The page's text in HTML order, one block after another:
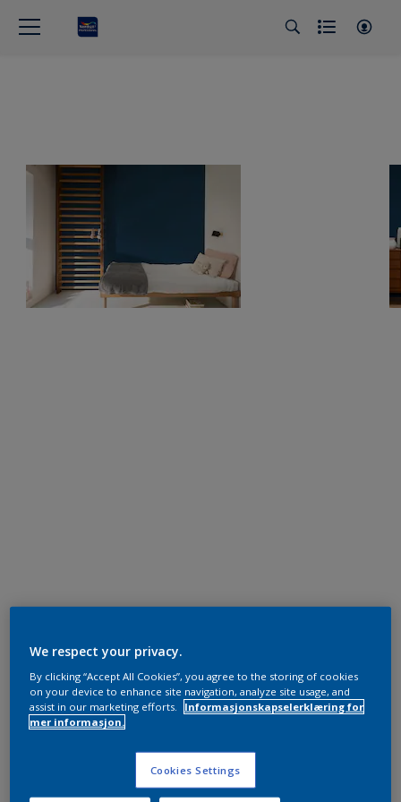
We respect your privacy.
By clicking “Accept All Cookies”, you agree to the storing of cookies
on your device to enhance site navigation, analyze site usage, and
assist in our marketing efforts.
Informasjonskapselerklæring for
mer informasjon.
Cookies Settings